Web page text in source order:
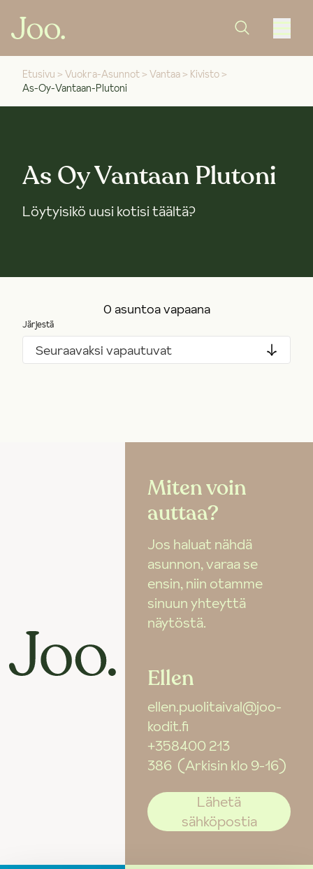
Etusivu > Vuokra-Asunnot > Vantaa > Kivisto >
As-Oy-Vantaan-Plutoni
As Oy Vantaan Plutoni
Löytyisikö uusi kotisi täältä?
0 asuntoa vapaana
Järjestä
Seuraavaksi vapautuvat
Miten voin
auttaa?
Jos haluat nähdä
asunnon, varaa se
ensin, niin otamme
sinuun yhteyttä
näytöstä.
Ellen
ellen.puolitaival@joo-
kodit.fi
+358400 213
386 (Arkisin klo 9-16)
Lähetä
sähköpostia